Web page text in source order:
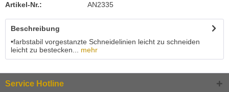
Artikel-Nr.: AN2335
Beschreibung
•farbstabil vorgestanzte Schneidelinien leicht zu schneiden
leicht zu bestecken...
mehr
Service Hotline